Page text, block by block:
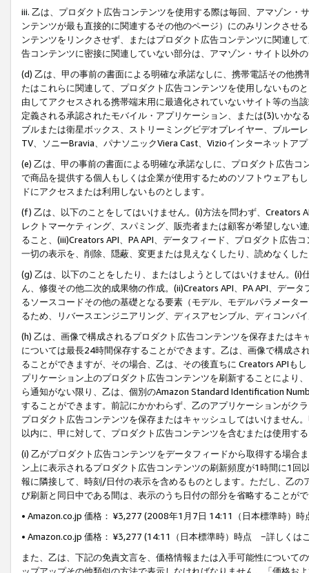
iii. 乙は、プロダクト広告コンテンツを使用する際は毎回、アマゾン
ンテンツが最も直接的に関連するその他のページ）にのみリンクさせ
ンテンツをリンクさせず、またはプロダクト広告コンテンツに関連し
告コンテンツに密接に関連していない部分は、アマゾン・サイト以外
(d) 乙は、甲の事前の書面による明確な承諾なしに、携帯電話その他
たはこれらに関連して、プロダクト広告コンテンツを使用しないもの
由してアクセスされる携帯端末用に最適化されていないサイト等の当
定義される承認されたモバイル・アプリケーション、または(3)いか
ブルまたは衛星ボックス、ストリーミングビデオプレイヤー、ブルー
TV、ソニーBravia、パナソニックViera Cast、Vizioインターネットア
(e) 乙は、甲の事前の書面による明確な承諾なしに、プロダクト広告
で商品を提供する個人もしくは企業が使用するためのソフトウェアも
ドにアクセスまたは利用しないものとします。
(f) 乙は、以下のことをしてはいけません。(i)方法を問わず、Creators
レクトマーケティング、スパミング、販売者または顧客が希望しない
ること、(iii)Creators API、PA API、データフィード、プロダクト広告
一切の表示を、削除、隠蔽、変更または見えなくしたり、読めなくし
(g) 乙は、以下のことをしたり、またはしようとしてはいけません。
ん、修復その他二次的成果物の作成。(ii)Creators API、PA API、デー
るソースコードその他の基礎となる要素（モデル、モデルパラメータ
るため、リバースエンジニアリング、ディスアセンブル、ディコンパ
(h) 乙は、画像で構成されるプロダクト広告コンテンツを保存または
については最長24時間保存することができます。乙は、画像で構成
ることができますが、その場合、乙は、その後直ちに Creators APIも
プリケーション上のプロダクト広告コンテンツを刷新することにより
ら通知がない限り、乙は、個別のAmazon Standard Identification
することができます。前記にかかわらず、乙のアプリケーションがク
プロダクト広告コンテンツを保存またはキャッシュしてはいけません
以内に、甲に対して、プロダクト広告コンテンツを含むまたは使用す
(i) 乙がプロダクト広告コンテンツをデータフィードから取得する場合
ン上に表示されるプロダクト広告コンテンツの刷新頻度が1時間に1
報に隣接して、時刻/日付の表示を含めるものとします。ただし、乙
び刷新と同日中である間は、表示のうち日付の部分を省略することが
• Amazon.co.jp 価格： ¥3,277 (2008年1月7日 14:11（日本標準時）
• Amazon.co.jp 価格： ¥3,277 (14:11（日本標準時）時点 −詳しくは
また、乙は、下記の免責文言を、価格情報または入手可能性について
ップアップその他類似の方法で表示しなければなりません。「価格